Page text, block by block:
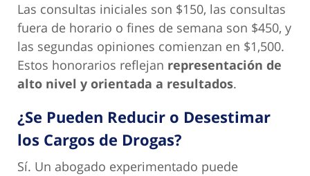
Las consultas iniciales son $150, las consultas
fuera de horario o fines de semana son $450, y
las segundas opiniones comienzan en $1,500.
Estos honorarios reflejan representación de
alto nivel y orientada a resultados.
¿Se Pueden Reducir o Desestimar
los Cargos de Drogas?
Sí. Un abogado experimentado puede